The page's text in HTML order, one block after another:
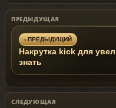
ПРЕДЫДУЩАЯ
‹ ПРЕДЫДУЩИЙ
Накрутка kick для
знать
СЛЕДУЮЩАЯ